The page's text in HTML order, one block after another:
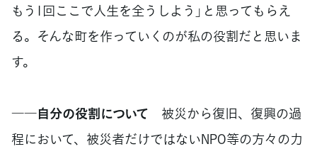
もう1回ここで人生を全うしよう」と思ってもらえ
る。そんな町を作っていくのが私の役割だと思いま
す。
――自分の役割について 被災から復旧、復興の過
程において、被災者だけではないNPO等の方々の力